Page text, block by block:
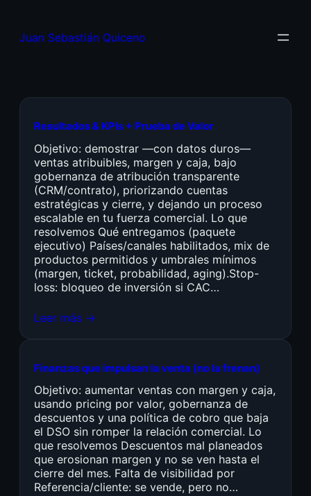
Juan Sebastián Quiceno
Resultados & KPIs + Prueba de Valor
Objetivo: demostrar —con datos duros—
ventas atribuibles, margen y caja, bajo
gobernanza de atribución transparente
(CRM/contrato), priorizando cuentas
estratégicas y cierre, y dejando un proceso
escalable en tu fuerza comercial. Lo que
resolvemos Qué entregamos (paquete
ejecutivo) Países/canales habilitados, mix de
productos permitidos y umbrales mínimos
(margen, ticket, probabilidad, aging).Stop-
loss: bloqueo de inversión si CAC…
Leer más →
Finanzas que impulsan la venta (no la frenan)
Objetivo: aumentar ventas con margen y caja,
usando pricing por valor, gobernanza de
descuentos y una política de cobro que baja
el DSO sin romper la relación comercial. Lo
que resolvemos Descuentos mal planeados
que erosionan margen y no se ven hasta el
cierre del mes. Falta de visibilidad por
Referencia/cliente: se vende, pero no…